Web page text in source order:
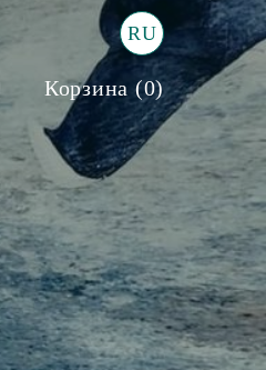
RU
Корзина (0)
↓